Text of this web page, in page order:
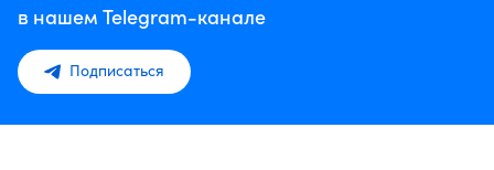
в нашем Telegram-канале
Подписаться